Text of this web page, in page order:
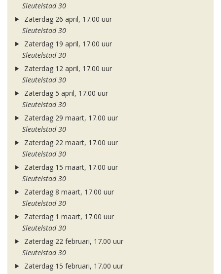
Sleutelstad 30
Zaterdag 26 april, 17.00 uur
Sleutelstad 30
Zaterdag 19 april, 17.00 uur
Sleutelstad 30
Zaterdag 12 april, 17.00 uur
Sleutelstad 30
Zaterdag 5 april, 17.00 uur
Sleutelstad 30
Zaterdag 29 maart, 17.00 uur
Sleutelstad 30
Zaterdag 22 maart, 17.00 uur
Sleutelstad 30
Zaterdag 15 maart, 17.00 uur
Sleutelstad 30
Zaterdag 8 maart, 17.00 uur
Sleutelstad 30
Zaterdag 1 maart, 17.00 uur
Sleutelstad 30
Zaterdag 22 februari, 17.00 uur
Sleutelstad 30
Zaterdag 15 februari, 17.00 uur